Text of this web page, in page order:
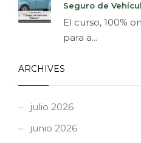
Seguro de
El curso, 100%
para a...
ARCHIVES
julio 2026
junio 2026